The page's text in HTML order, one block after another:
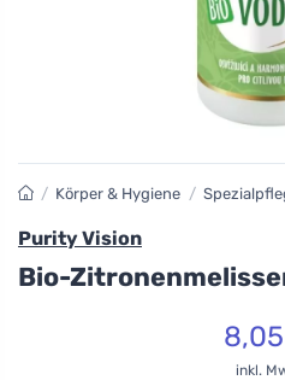
/ Körper & Hygiene /
Purity Vision
Bio-
inkl.